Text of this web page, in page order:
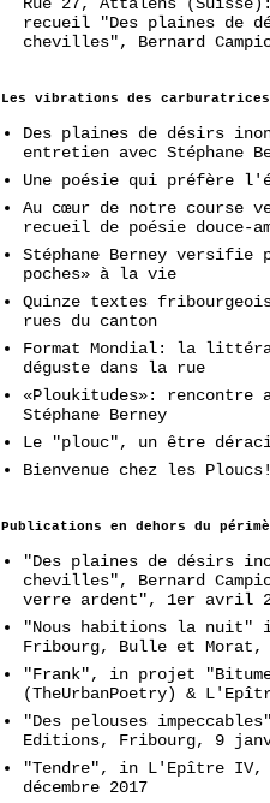
recueil "Des plaines de
chevilles", Bernard
Les vibrations des carburatrices
Des plaines de désirs
entretien avec Stéphane
Une poésie qui préfère
Au cœur de notre course
recueil de poésie douce-
Stéphane Berney versifie
poches» à la vie
Quinze textes
rues du canton
Format Mondial: la
déguste dans la rue
«Ploukitudes»: rencontre
Stéphane Berney
Le "plouc", un être
Bienvenue chez les Ploucs!
Publications en dehors du
"Des plaines de désirs
chevilles", Bernard
verre ardent", 1er avril
"Nous habitions la nuit"
Fribourg, Bulle et Morat,
"Frank", in projet
(TheUrbanPoetry) &
"Des pelouses
Editions, Fribourg, 9
"Tendre", in L'Epître IV,
décembre 2017